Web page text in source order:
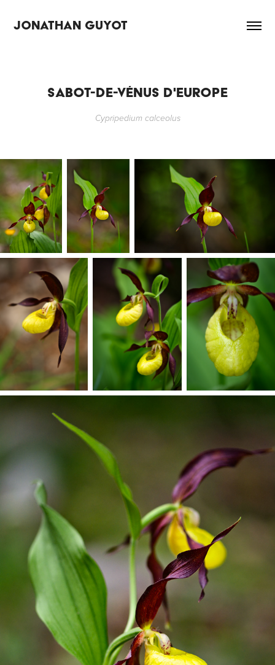
JONATHAN GUYOT
SABOT-DE-VÉNUS D'EUROPE
Cypripedium calceolus